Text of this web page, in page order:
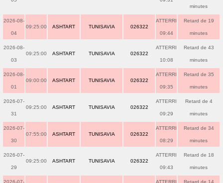
minutes
2026-08-
04
09:25:00 ASHTART TUNISAVIA 026322
ATTERRI
09:44
Retard de 19
minutes
2026-08-
03
09:25:00 ASHTART TUNISAVIA 026322
ATTERRI
10:08
Retard de 43
minutes
2026-08-
01
09:00:00 ASHTART TUNISAVIA 026322
ATTERRI
09:35
Retard de 35
minutes
2026-07-
31
09:25:00 ASHTART TUNISAVIA 026322
ATTERRI
09:29
Retard de 4
minutes
2026-07-
30
07:55:00 ASHTART TUNISAVIA 026322
ATTERRI
08:29
Retard de 34
minutes
2026-07-
29
09:25:00 ASHTART TUNISAVIA 026322
ATTERRI
09:43
Retard de 18
minutes
2026-07- ATTERRI Retard de 14